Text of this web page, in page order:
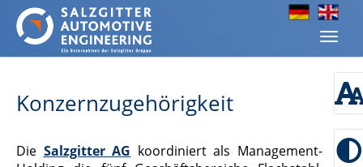
Zur Sprachauswahl springen
Zum Menü springen
Zur Funktionsleiste springen
Zum Inhalt springen
ein-/
Konzernzugehörigkeit
Die Salzgitter AG koordiniert als Management-